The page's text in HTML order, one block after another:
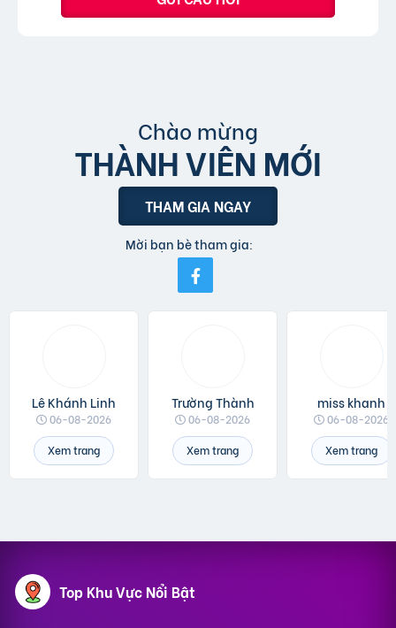
Chào mừng
THÀNH VIÊN MỚI
THAM GIA NGAY
Mời bạn bè tham gia:
Lê Khánh Linh
06-08-2026
Xem trang
Trường Thành
06-08-2026
Xem trang
miss khanh
06-08-2026
Xem trang
Top Khu Vực Nổi Bật